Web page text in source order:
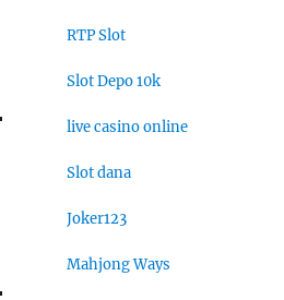
RTP Slot
Slot Depo 10k
live casino online
Slot dana
Joker123
Mahjong Ways